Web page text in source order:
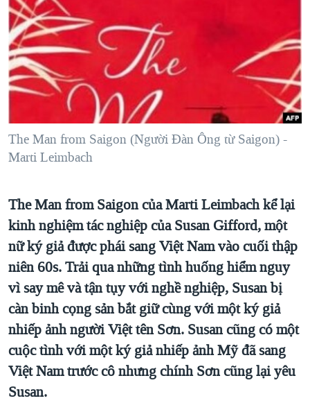
"Tìm"NGƯỜI VIỆT HẢI NGOẠI
ĐỜI SỐNG
KINH TẾ
KHOA HỌC
SỨC KHOẺ
VĂN HOÁ
THỂ THAO
TẠI
HÀNH TRÌNH BẦU CỬ 2024
MỘT NĂM CHIẾN TRANH TẠI DẢI GAZA
GIẢI MÃ VÀNH ĐAI & CON ĐƯỜNG
NGÀY TỊ NẠN THẾ GIỚI
GROUND ZERO – XƯA VÀ NAY
CÁC GIÁ TRỊ CỘNG HÒA Ở VIỆT NAM
THƯỢNG ĐỈNH TRUMP-KIM TẠI VIỆT NAM
TRỊNH VĨNH BÌNH VS. CHÍNH PHỦ VIỆT NAM
NGƯ DÂN VIỆT VÀ LÀN SÓNG TRỘM HẢI SÂM
BÊN KIA QUỐC LỘ: TIẾNG VỌNG TỪ NÔNG THÔN MỸ
QUAN HỆ VIỆT MỸ
VIDEO
NGHE
MẠNG XÃ HỘI
Ngôn ngữ khác
The Man from Saigon (Người Đàn Ông từ Saigon) -
Marti Leimbach
The Man from Saigon của Marti Leimbach kể lại
kinh nghiệm tác nghiệp của Susan Gifford, một
nữ ký giả được phái sang Việt Nam vào cuối thập
niên 60s. Trải qua những tình huống hiểm nguy
vì say mê và tận tụy với nghề nghiệp, Susan bị
càn binh cọng sản bắt giữ cùng với một ký giả
nhiếp ảnh người Việt tên Sơn. Susan cũng có một
cuộc tình với một ký giả nhiếp ảnh Mỹ đã sang
Việt Nam trước cô nhưng chính Sơn cũng lại yêu
Susan.